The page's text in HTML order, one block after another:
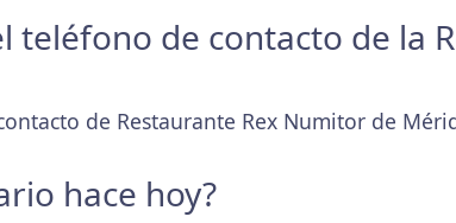
teléfono de contacto de la
de Restaurante Rex Numitor de
hace hoy?